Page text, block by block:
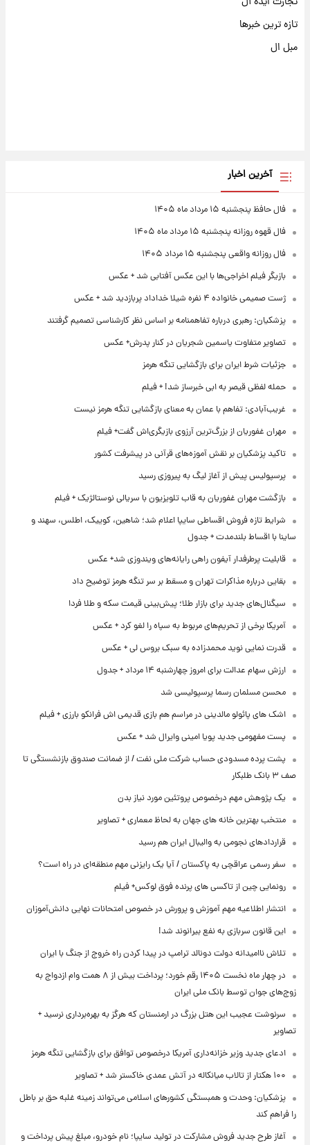
تازه ترین خبرها
مبل ال
آخرین اخبار
فال حافظ پنجشنبه ۱۵ مرداد ماه ۱۴۰۵
فال قهوه روزانه پنجشنبه ۱۵ مرداد ماه ۱۴۰۵
فال روزانه واقعی پنجشنبه ۱۵ مرداد ۱۴۰۵
بازیگر فیلم اخراجی‌ها با این عکس آفتابی شد + عکس
ژست صمیمی خانواده ۴ نفره شیلا خداداد پربازدید شد + عکس
پزشکیان: رهبری درباره تفاهمنامه بر اساس نظر کارشناسی تصمیم گرفتند
تصاویر متفاوت یاسمین شجریان در کنار پدرش+ عکس
جزئیات شرط ایران برای بازگشایی تنگه هرمز
حمله لفظی قیصر به ابی خبرساز شد! + فیلم
غریب‌آبادی: تفاهم با عمان به معنای بازگشایی تنگه هرمز نیست
مهران غفوریان از بزرگ‌ترین آرزوی بازیگری‌اش گفت+ فیلم
تاکید پزشکیان بر نقش آموزه‌های قرآنی در پیشرفت کشور
پرسپولیس پیش از آغاز لیگ به پیروزی رسید
بازگشت مهران غفوریان به قاب تلویزیون با سریالی نوستالژیک + فیلم
شرایط تازه فروش اقساطی سایپا اعلام شد؛ شاهین، کوییک، اطلس، سهند و
ساینا با اقساط بلندمدت + جدول
قابلیت پرطرفدار آیفون راهی رایانه‌های ویندوزی شد+ عکس
بقایی درباره مذاکرات تهران و مسقط بر سر تنگه هرمز توضیح داد
سیگنال‌های جدید برای بازار طلا؛ پیش‌بینی قیمت سکه و طلا فردا
آمریکا برخی از تحریم‌های مربوط به سپاه را لغو کرد + عکس
قدرت نمایی نوید محمدزاده به سبک بروس لی + عکس
ارزش سهام عدالت برای امروز چهارشنبه ۱۴ مرداد + جدول
محسن مسلمان رسما پرسپولیسی شد
اشک های پائولو مالدینی در مراسم هم بازی قدیمی اش فرانکو بارزی + فیلم
پست مفهومی جدید پویا امینی وایرال شد + عکس
پشت پرده‌ مسدودی حساب شرکت ملی نفت / از ضمانت صندوق بازنشستگی تا
صف ۳ بانک طلبکار
یک پژوهش مهم درخصوص پروتئین مورد نیاز بدن
منتخب بهترین خانه های جهان به لحاظ معماری + تصاویر
قراردادهای نجومی به والیبال ایران هم رسید
سفر رسمی عراقچی به پاکستان / آیا یک رایزنی مهم منطقه‌ای در راه است؟
رونمایی چین از تاکسی های پرنده فوق لوکس+ فیلم
انتشار اطلاعیه مهم آموزش و پرورش در خصوص امتحانات نهایی دانش‌آموزان
این قانون سربازی به نفع بیرانوند شد!
تلاش ناامیدانه‌ دولت دونالد ترامپ در پیدا کردن راه خروج از جنگ با ایران
در چهار ماه نخست ۱۴۰۵ رقم خورد؛ پرداخت بیش از ۸ همت وام ازدواج به
زوج‌های جوان توسط بانک ملی ایران
سرنوشت عجیب این هتل بزرگ در ارمنستان که هرگز به بهره‌برداری نرسید +
تصاویر
ادعای جدید وزیر خزانه‌داری آمریکا درخصوص توافق برای بازگشایی تنگه هرمز
۱۰۰ هکتار از تالاب میانکاله در آتش عمدی خاکستر شد + تصاویر
پزشکیان: وحدت و همبستگی کشورهای اسلامی می‌تواند زمینه غلبه حق بر باطل
را فراهم کند
آغاز طرح جدید فروش مشارکت در تولید سایپا؛ نام خودرو، مبلغ پیش پرداخت و